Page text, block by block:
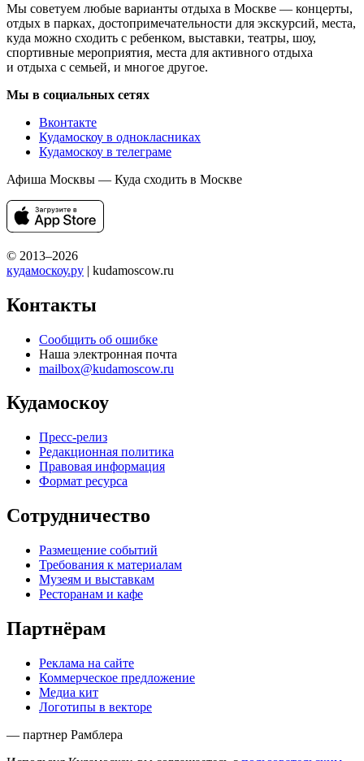
Мы советуем любые варианты отдыха в Москве — концерты,
отдых в парках, достопримечательности для экскурсий, места,
куда можно сходить с ребенком, выставки, театры, шоу,
спортивные мероприятия, места для активного отдыха
и отдыха с семьей, и многое другое.
Мы в социальных сетях
Вконтакте
Кудамоскоу в однокласниках
Кудамоскоу в телеграме
Афиша Москвы — Куда сходить в Москве
© 2013–2026
кудамоскоу.ру | kudamoscow.ru
Контакты
Сообщить об ошибке
Наша электронная почта
mailbox@kudamoscow.ru
Кудамоскоу
Пресс-релиз
Редакционная политика
Правовая информация
Формат ресурса
Сотрудничество
Размещение событий
Требования к материалам
Музеям и выставкам
Ресторанам и кафе
Партнёрам
Реклама на сайте
Коммерческое предложение
Медиа кит
Логотипы в векторе
— партнер Рамблера